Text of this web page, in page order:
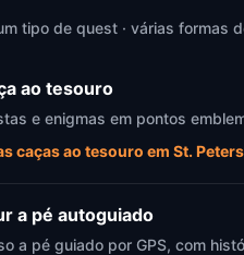
tipo de quest · várias formas
ao tesouro
e enigmas em pontos
caças ao tesouro em St.
a pé autoguiado
a pé guiado por GPS, com